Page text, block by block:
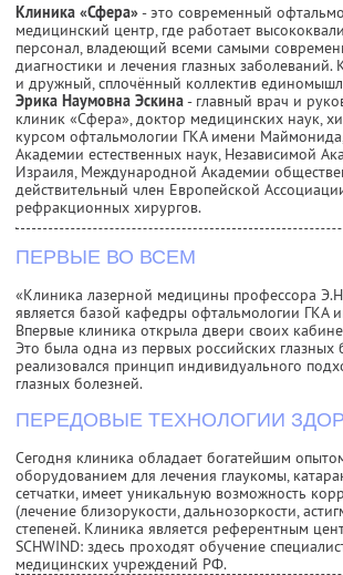
Клиника «Сфера»- это современный
медицинский центр, где работает
персонал, владеющий всеми самыми
диагностики и лечения глазных заболеваний.
и дружный, сплочённый коллектив
Эрика Наумовна Эскина- главный врач и
клиник «Сфера», доктор медицинских наук,
курсом офтальмологии ГКА имени
Академии естественных наук, Независимой
Израиля, Международной Академии
действительный член Европейской
рефракционных хирургов.
ПЕРВЫЕ ВО ВСЕМ
«Клиника лазерной медицины профессора
является базой кафедры офтальмологии ГКА
Впервые клиника открыла двери своих
Это была одна из первых российских глазных
реализовался принцип индивидуального
глазных болезней.
ПЕРЕДОВЫЕ ТЕХНОЛОГИИ
Сегодня клиника обладает богатейшим
оборудованием для лечения глаукомы,
сетчатки, имеет уникальную возможность
(лечение близорукости, дальнозоркости,
степеней. Клиника является референтным
SCHWIND: здесь проходят обучение
медицинских учреждений РФ.